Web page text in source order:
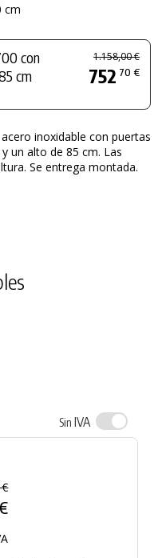
cm
con
cm
1.158,00 €
752 70 €
inoxidable con puertas
un alto de 85 cm. Las
Se entrega montada.
Sin IVA